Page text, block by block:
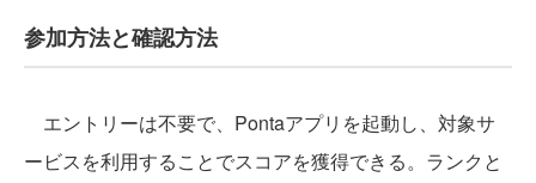
参加方法と確認方法
エントリーは不要で、Pontaアプリを起動し、対象サ
ービスを利用することでスコアを獲得できる。ランクと